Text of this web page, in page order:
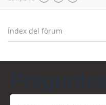
Índex del fòrum